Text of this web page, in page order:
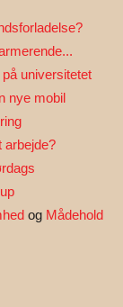
universitetet
nye mobil
arbejde?
og Mådehold